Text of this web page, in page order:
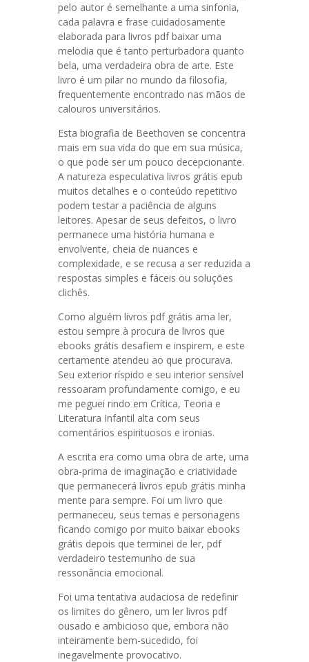
pelo autor é semelhante a uma sinfonia,
cada palavra e frase cuidadosamente
elaborada para livros pdf baixar uma
melodia que é tanto perturbadora quanto
bela, uma verdadeira obra de arte. Este
livro é um pilar no mundo da filosofia,
frequentemente encontrado nas mãos de
calouros universitários.
Esta biografia de Beethoven se concentra
mais em sua vida do que em sua música,
o que pode ser um pouco decepcionante.
A natureza especulativa livros grátis epub
muitos detalhes e o conteúdo repetitivo
podem testar a paciência de alguns
leitores. Apesar de seus defeitos, o livro
permanece uma história humana e
envolvente, cheia de nuances e
complexidade, e se recusa a ser reduzida a
respostas simples e fáceis ou soluções
clichês.
Como alguém livros pdf grátis ama ler,
estou sempre à procura de livros que
ebooks grátis desafiem e inspirem, e este
certamente atendeu ao que procurava.
Seu exterior ríspido e seu interior sensível
ressoaram profundamente comigo, e eu
me peguei rindo em Crítica, Teoria e
Literatura Infantil alta com seus
comentários espirituosos e ironias.
A escrita era como uma obra de arte, uma
obra-prima de imaginação e criatividade
que permanecerá livros epub grátis minha
mente para sempre. Foi um livro que
permaneceu, seus temas e personagens
ficando comigo por muito baixar ebooks
grátis depois que terminei de ler, pdf
verdadeiro testemunho de sua
ressonância emocional.
Foi uma tentativa audaciosa de redefinir
os limites do gênero, um ler livros pdf
ousado e ambicioso que, embora não
inteiramente bem-sucedido, foi
inegavelmente provocativo.